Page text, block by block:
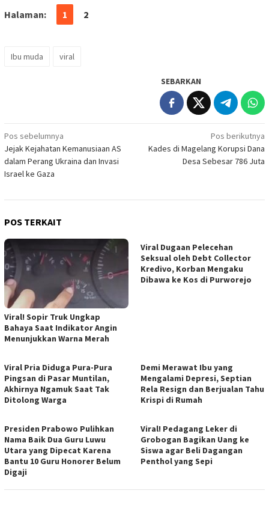
Halaman: 1 2
Ibu muda viral
SEBARKAN
Navigasi
pos
Pos sebelumnya
Jejak Kejahatan Kemanusiaan AS
dalam Perang Ukraina dan Invasi
Israel ke Gaza
Pos berikutnya
Kades di Magelang Korupsi Dana
Desa Sebesar 786 Juta
POS TERKAIT
Viral! Sopir Truk Ungkap
Bahaya Saat Indikator Angin
Menunjukkan Warna Merah
Viral Dugaan Pelecehan
Seksual oleh Debt Collector
Kredivo, Korban Mengaku
Dibawa ke Kos di Purworejo
Viral Pria Diduga Pura-Pura
Pingsan di Pasar Muntilan,
Akhirnya Ngamuk Saat Tak
Ditolong Warga
Demi Merawat Ibu yang
Mengalami Depresi, Septian
Rela Resign dan Berjualan Tahu
Krispi di Rumah
Presiden Prabowo Pulihkan
Nama Baik Dua Guru Luwu
Utara yang Dipecat Karena
Bantu 10 Guru Honorer Belum
Digaji
Viral! Pedagang Leker di
Grobogan Bagikan Uang ke
Siswa agar Beli Dagangan
Penthol yang Sepi